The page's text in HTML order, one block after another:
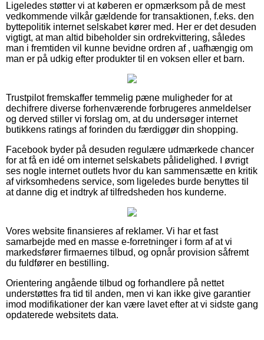
Ligeledes støtter vi at køberen er opmærksom på de mest
vedkommende vilkår gældende for transaktionen, f.eks. den
byttepolitik internet selskabet kører med. Her er det desuden
vigtigt, at man altid bibeholder sin ordrekvittering, således
man i fremtiden vil kunne bevidne ordren af , uafhængig om
man er på udkig efter produkter til en voksen eller et barn.
Trustpilot fremskaffer temmelig pæne muligheder for at
dechifrere diverse forhenværende forbrugeres anmeldelser
og derved stiller vi forslag om, at du undersøger internet
butikkens ratings af forinden du færdiggør din shopping.
Facebook byder på desuden regulære udmærkede chancer
for at få en idé om internet selskabets pålidelighed. I øvrigt
ses nogle internet outlets hvor du kan sammensætte en kritik
af virksomhedens service, som ligeledes burde benyttes til
at danne dig et indtryk af tilfredsheden hos kunderne.
Vores website finansieres af reklamer. Vi har et fast
samarbejde med en masse e-forretninger i form af at vi
markedsfører firmaernes tilbud, og opnår provision såfremt
du fuldfører en bestilling.
Orientering angående tilbud og forhandlere på nettet
understøttes fra tid til anden, men vi kan ikke give garantier
imod modifikationer der kan være lavet efter at vi sidste gang
opdaterede websitets data.